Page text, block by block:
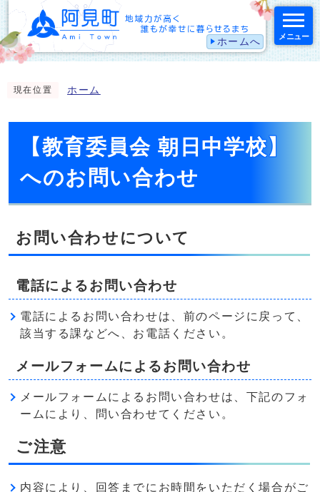
ホームへ メニュー
現在位置 ホーム
【教育委員会 朝日中学校】
へのお問い合わせ
お問い合わせについて
電話によるお問い合わせ
電話によるお問い合わせは、前のページに戻って、
該当する課などへ、お電話ください。
メールフォームによるお問い合わせ
メールフォームによるお問い合わせは、下記のフォ
ームにより、問い合わせてください。
ご注意
内容により、回答までにお時間をいただく場合がご